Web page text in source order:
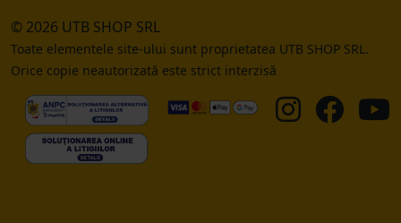
© 2026 UTB SHOP SRL
Toate elementele site-ului sunt proprietatea UTB SHOP SRL.
Orice copie neautorizată este strict interzisă